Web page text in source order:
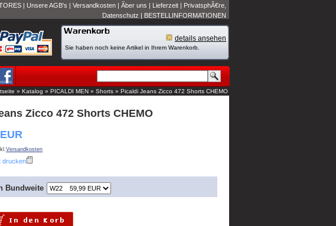
| Unsere AGB's | Versandkosten | Ãber uns | Lieferzeit | PrivatsphÃ€re,
Datenschutz | BESTELLINFORMATIONEN
details ansehen
Sie haben noch keine Artikel in Ihrem Warenkorb.
» Katalog » PICALDI MEN » Shorts » Picaldi Jeans Zicco 472 Shorts CHEMO
Zicco 472 Shorts CHEMO
Versandkosten
drucken
Bundweite